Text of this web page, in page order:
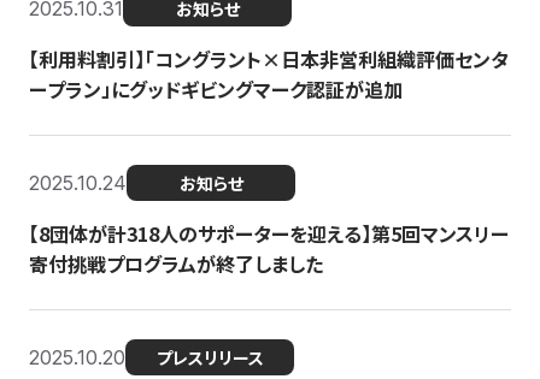
2025.10.31 お知らせ
【利用料割引】「コングラント×日本非営利組織評価センタ
ープラン」にグッドギビングマーク認証が追加
2025.10.24 お知らせ
【8団体が計318人のサポーターを迎える】​​第5回マンスリー
寄付挑戦プログラムが終了しました
2025.10.20 プレスリリース